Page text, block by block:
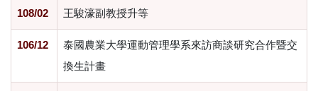
108/02 王駿濠副教授升等
106/12
泰國農業大學運動管理學系來訪商談研究合作暨交
換生計畫